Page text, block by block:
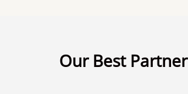
Our Best Partner